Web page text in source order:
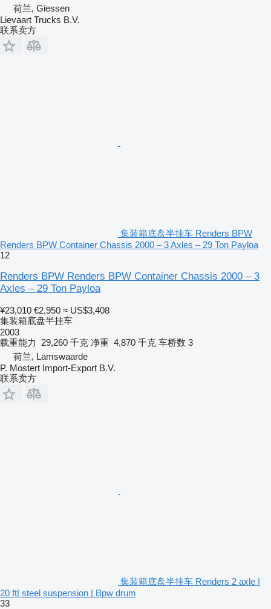
荷兰, Giessen
Lievaart Trucks B.V.
联系卖方
集装箱底盘半挂车 Renders BPW
Renders BPW Container Chassis 2000 – 3 Axles – 29 Ton Payloa
12
Renders BPW Renders BPW Container Chassis 2000 – 3
Axles – 29 Ton Payloa
¥23,010 €2,950 ≈ US$3,408
集装箱底盘半挂车
2003
载重能力
29,260 千克 净重 4,870 千克 车桥数 3
荷兰, Lamswaarde
P. Mostert Import-Export B.V.
联系卖方
集装箱底盘半挂车 Renders 2 axle |
20 ft| steel suspension | Bpw drum
33